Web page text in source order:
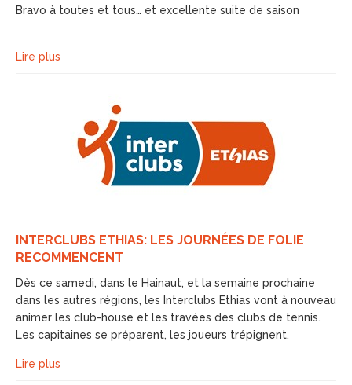
Bravo à toutes et tous… et excellente suite de saison
Lire plus
INTERCLUBS ETHIAS: LES JOURNÉES DE FOLIE
RECOMMENCENT
Dès ce samedi, dans le Hainaut, et la semaine prochaine
dans les autres régions, les Interclubs Ethias vont à nouveau
animer les club-house et les travées des clubs de tennis.
Les capitaines se préparent, les joueurs trépignent.
Lire plus